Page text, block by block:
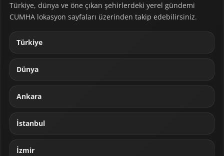
Türkiye, dünya ve öne çıkan şehirlerdeki yerel gündemi
CUMHA lokasyon sayfaları üzerinden takip edebilirsiniz.
Türkiye
Dünya
Ankara
İstanbul
İzmir